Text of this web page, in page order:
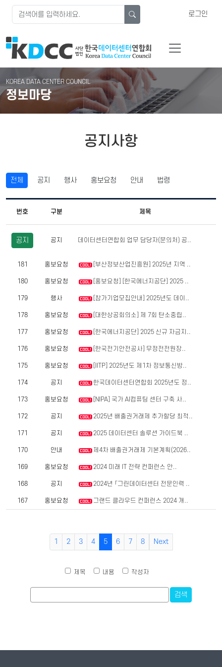
로그인
KOREA DATA CENTER COUNCIL
정보마당
공지사항
전체 공지 행사 홍보요청 안내 법령
번호 구분 제목
공지 공지 데이터센터연합회 업무 담당자(문의처) 공..
181 홍보요청 [부산정보산업진흥원] 2025년 지역 ..
180 홍보요청 [홍보요청] [한국에너지공단] 2025 ..
179 행사 [참가기업모집안내] 2025년도 데이..
178 홍보요청 [대한상공회의소] 제 7회 탄소중립..
177 홍보요청 [한국에너지공단] 2025 신규 자금지..
176 홍보요청 [한국전기안전공사] 무정전전원장..
175 홍보요청 [IITP] 2025년도 제1차 정보통신방..
174 공지 한국데이터센터연합회 2025년도 정..
173 홍보요청 [NIPA] 국가 AI컴퓨팅 센터 구축 사..
172 공지 2025년 배출권거래제 추가할당 최적..
171 공지 2025 데이터센터 솔루션 가이드북 ..
170 안내 제4차 배출권거래제 기본계획(2026..
169 홍보요청 2024 미래 IT 전략 컨퍼런스 안..
168 공지 2024년 「그린데이터센터 전문인력 ..
167 홍보요청 그랜드 클라우드 컨퍼런스 2024 개..
1 2 3 4 5 6 7 8 Next
제목 내용 작성자
검색